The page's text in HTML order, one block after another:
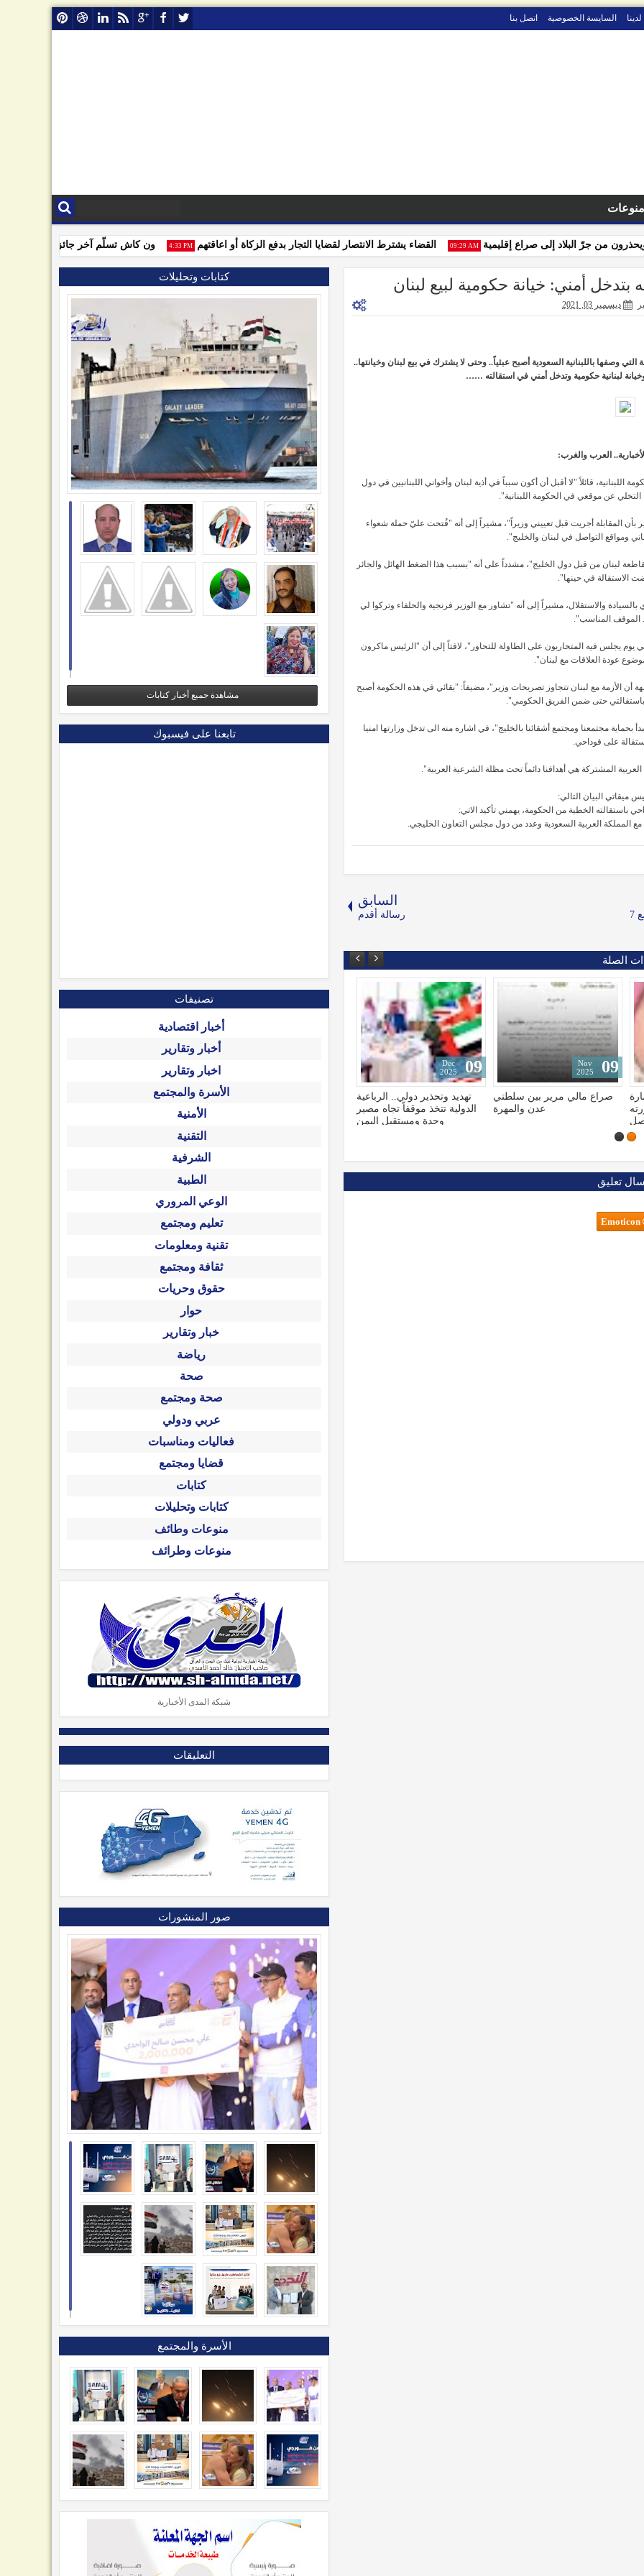
السايسة الخصوصية اتصل بنا
منوعات
ون كاش تسلّم آخر جائزة للفائزين 09:29 AM من جرّ البلاد إلى صراع إقليمية 4:33 PM القضاء يشترط الانتصار لقضايا التجار بدفع الزكاة أو اعاقتهم
أمني: خيانة حكومية لبيع لبنان
ديسمبر 03, 2021
وصفها باللبنانية السعودية أصبح عبثياً.. وحتى لا يشترك في بيع لبنان وخيانتها..
لبنانية حكومية وتدخل أمني في استقالته ……
العرب والغرب:
اللبنانية، قائلاً "لا أقبل أن أكون سبباً في أذية لبنان وأخواني اللبنانيين في دول
عن موقعي في الحكومة اللبنانية".
المقابلة أجريت قبل تعييني وزيراً"، مشيراً إلى أنه "فُتحت عليّ حملة شعواء
ومواقع التواصل في لبنان والخليج".
لبنان من قبل دول الخليج"، مشدداً على أنه "بسبب هذا الضغط الهائل والجائر
الاستقالة في حينها".
والاستقلال، مشيراً إلى أنه "تشاور مع الوزير فرنجية والحلفاء وتركوا لي
الموقف المناسب".
يجلس فيه المتحاربون على الطاولة للتحاور"، لافتاً إلى أن "الرئيس ماكرون
عودة العلاقات مع لبنان".
أن الأزمة مع لبنان تتجاوز تصريحات وزير"، مضيفاً: "بقائي في هذه الحكومة أصبح
حتى ضمن الفريق الحكومي".
بحماية مجتمعنا ومجتمع أشقائنا بالخليج"، في اشاره منه الى تدخل وزارتها امنيا
على قوداحي.
المشتركة هي أهدافنا دائماً تحت مظلة الشرعية العربية".
ميقاتي البيان التالي:
باستقالته الخطية من الحكومة، يهمني تأكيد الاتي:
مع المملكة العربية السعودية وعدد من دول مجلس التعاون الخليجي.
السعودية تستهدف 17 دولة بقرارات الإقامة، وتوقف رحلاتها مع 7
السابق
رسالة أقدم
الصلة
الإعلام الأمريكي يكشف تهرّب
"بايدن" من مخابراته ولجوءه
للكلاب البوليسية
13
Jan
2023
تهديد وتحذير دولي.. الرباعية
الدولية تتخذ موقفاً تجاه مصير
09
Dec
2025
تعليق
Emoticon
كتابات وتحليلات
مشاهدة جميع أخبار كتابات
تابعنا على فيسبوك
تصنيفات
أخبار اقتصادية
أخبار وتقارير
اخبار وتقارير
الأسرة والمجتمع
الأمنية
التقنية
الشرفية
الطبية
الوعي المروري
تعليم ومجتمع
تقنية ومعلومات
ثقافة ومجتمع
حقوق وحريات
حوار
خبار وتقارير
رياضة
صحة
صحة ومجتمع
عربي ودولي
فعاليات ومناسبات
قضايا ومجتمع
كتابات
كتابات وتحليلات
منوعات وطائف
منوعات وطرائف
شبكة المدى الأخبارية
التعليقات
صور المنشورات
الأسرة والمجتمع